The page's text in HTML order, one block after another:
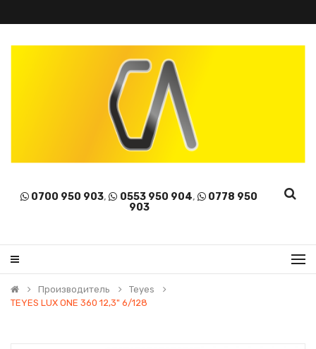
0700 950 903, 0553 950 904,
0778 950
903
Производитель
Teyes
TEYES LUX ONE 360 12,3" 6/128